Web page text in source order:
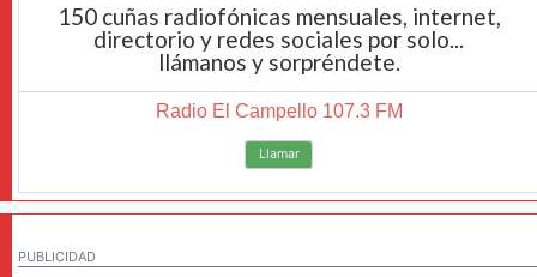
150 cuñas radiofónicas mensuales, internet,
directorio y redes sociales por solo...
llámanos y sorpréndete.
Radio El Campello 107.3 FM
Llamar
PUBLICIDAD